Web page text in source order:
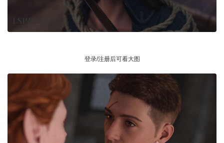
登录/注册后可看大图